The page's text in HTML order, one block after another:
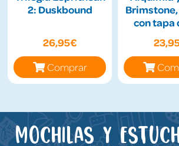
2: Duskbound
26,95€
Comprar
con tapa
Mochilas y